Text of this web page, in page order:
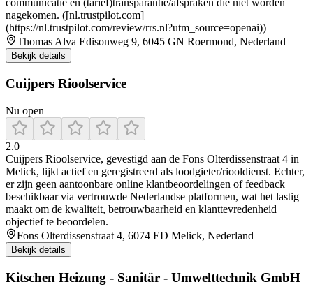
communicatie en (tarief)transparantie/afspraken die niet worden
nagekomen. ([nl.trustpilot.com]
(https://nl.trustpilot.com/review/rrs.nl?utm_source=openai))
Thomas Alva Edisonweg 9, 6045 GN Roermond, Nederland
Bekijk details
Cuijpers Rioolservice
Nu open
2.0
Cuijpers Rioolservice, gevestigd aan de Fons Olterdissenstraat 4 in
Melick, lijkt actief en geregistreerd als loodgieter/riooldienst. Echter,
er zijn geen aantoonbare online klantbeoordelingen of feedback
beschikbaar via vertrouwde Nederlandse platformen, wat het lastig
maakt om de kwaliteit, betrouwbaarheid en klanttevredenheid
objectief te beoordelen.
Fons Olterdissenstraat 4, 6074 ED Melick, Nederland
Bekijk details
Kitschen Heizung - Sanitär - Umwelttechnik GmbH